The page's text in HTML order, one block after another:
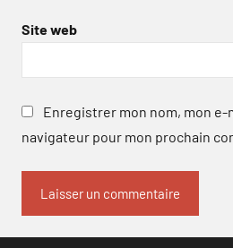
Site web
Enregistrer mon nom, mon e-
navigateur pour mon prochain